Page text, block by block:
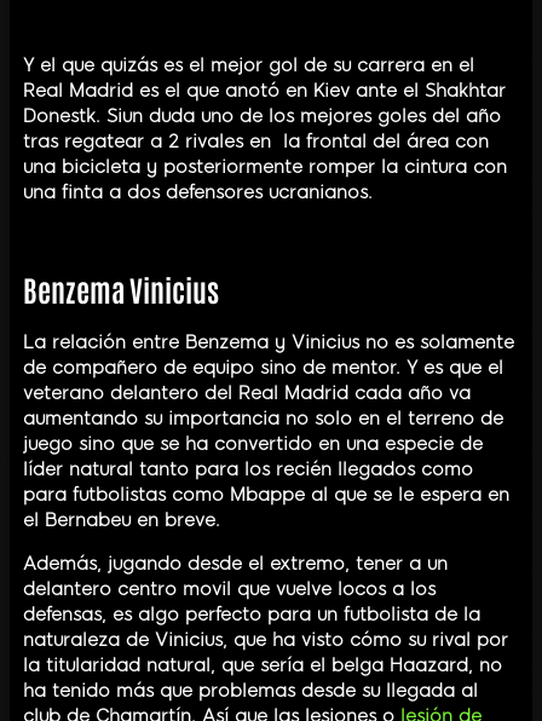
Y el que quizás es el mejor gol de su carrera en el
Real Madrid es el que anotó en Kiev ante el Shakhtar
Donestk. Siun duda uno de los mejores goles del año
tras regatear a 2 rivales en la frontal del área con
una bicicleta y posteriormente romper la cintura con
una finta a dos defensores ucranianos.
Benzema Vinicius
La relación entre Benzema y Vinicius no es solamente
de compañero de equipo sino de mentor. Y es que el
veterano delantero del Real Madrid cada año va
aumentando su importancia no solo en el terreno de
juego sino que se ha convertido en una especie de
líder natural tanto para los recién llegados como
para futbolistas como Mbappe al que se le espera en
el Bernabeu en breve.
Además, jugando desde el extremo, tener a un
delantero centro movil que vuelve locos a los
defensas, es algo perfecto para un futbolista de la
naturaleza de Vinicius, que ha visto cómo su rival por
la titularidad natural, que sería el belga Haazard, no
ha tenido más que problemas desde su llegada al
club de Chamartín. Así que las lesiones o lesión de